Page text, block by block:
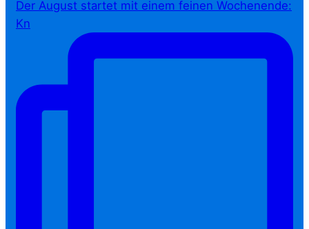
Der August startet mit einem feinen Wochenende:
Kn